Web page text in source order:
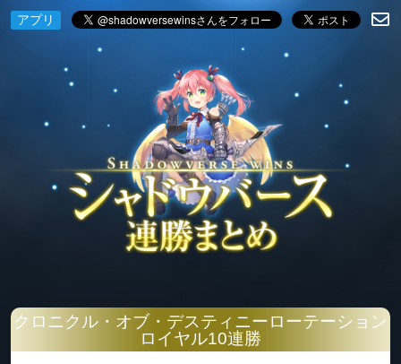
アプリ
クロニクル・オブ・デスティニーローテーション
ロイヤル10連勝